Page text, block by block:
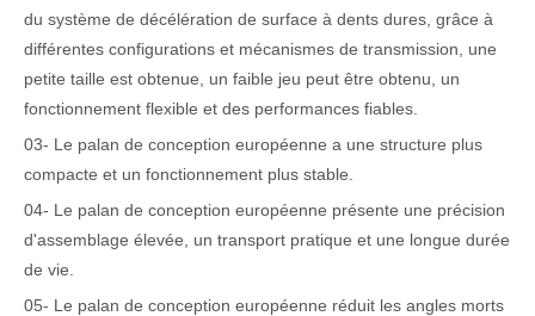
du système de décélération de surface à dents dures, grâce à
différentes configurations et mécanismes de transmission, une
petite taille est obtenue, un faible jeu peut être obtenu, un
fonctionnement flexible et des performances fiables.
03- Le palan de conception européenne a une structure plus
compacte et un fonctionnement plus stable.
04- Le palan de conception européenne présente une précision
d'assemblage élevée, un transport pratique et une longue durée
de vie.
05- Le palan de conception européenne réduit les angles morts